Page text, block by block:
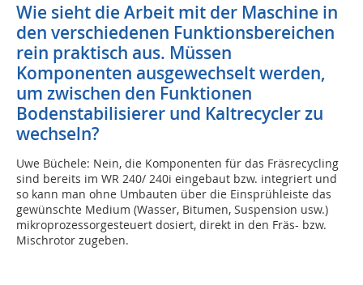
Wie sieht die Arbeit mit der Maschine in
den verschiedenen Funktionsbereichen
rein praktisch aus. Müssen
Komponenten ausgewechselt werden,
um zwischen den Funktionen
Bodenstabilisierer und Kaltrecycler zu
wechseln?
Uwe Büchele: Nein, die Komponenten für das Fräsrecycling
sind bereits im WR 240/ 240i eingebaut bzw. integriert und
so kann man ohne Umbauten über die Einsprühleiste das
gewünschte Medium (Wasser, Bitumen, Suspension usw.)
mikroprozessorgesteuert dosiert, direkt in den Fräs- bzw.
Mischrotor zugeben.